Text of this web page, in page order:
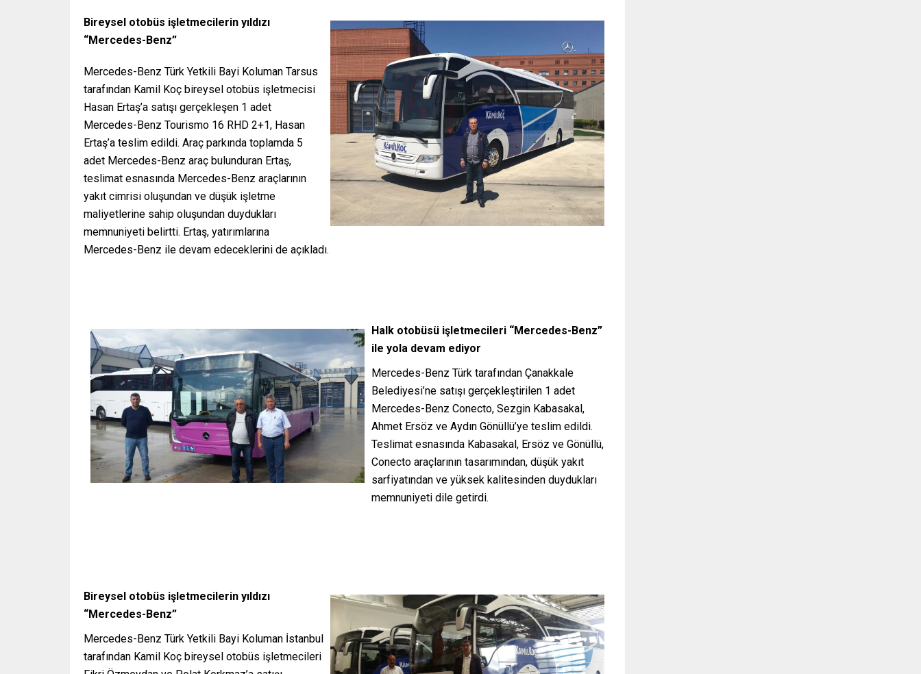
Bireysel otobüs işletmecilerin yıldızı
“Mercedes-Benz”
Mercedes-Benz Türk Yetkili Bayi Koluman Tarsus
tarafından Kamil Koç bireysel otobüs işletmecisi
Hasan Ertaş’a satışı gerçekleşen 1 adet
Mercedes-Benz Tourismo 16 RHD 2+1, Hasan
Ertaş’a teslim edildi. Araç parkında toplamda 5
adet Mercedes-Benz araç bulunduran Ertaş,
teslimat esnasında Mercedes-Benz araçlarının
yakıt cimrisi oluşundan ve düşük işletme
maliyetlerine sahip oluşundan duydukları
memnuniyeti belirtti. Ertaş, yatırımlarına
Mercedes-Benz ile devam edeceklerini de açıkladı.
Halk otobüsü işletmecileri “Mercedes-Benz”
ile yola devam ediyor
Mercedes-Benz Türk tarafından Çanakkale
Belediyesi’ne satışı gerçekleştirilen 1 adet
Mercedes-Benz Conecto, Sezgin Kabasakal,
Ahmet Ersöz ve Aydın Gönüllü’ye teslim edildi.
Teslimat esnasında Kabasakal, Ersöz ve Gönüllü,
Conecto araçlarının tasarımından, düşük yakıt
sarfiyatından ve yüksek kalitesinden duydukları
memnuniyeti dile getirdi.
Bireysel otobüs işletmecilerin yıldızı
“Mercedes-Benz”
Mercedes-Benz Türk Yetkili Bayi Koluman İstanbul
tarafından Kamil Koç bireysel otobüs işletmecileri